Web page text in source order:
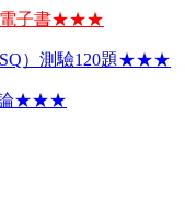
電子書★★★
）測驗120題★★★
論★★★